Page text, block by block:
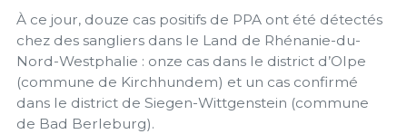
À ce jour, douze cas positifs de PPA ont été détectés
chez des sangliers dans le Land de Rhénanie-du-
Nord-Westphalie : onze cas dans le district d’Olpe
(commune de Kirchhundem) et un cas confirmé
dans le district de Siegen-Wittgenstein (commune
de Bad Berleburg).